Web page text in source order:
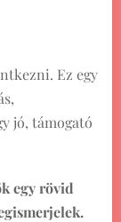
Ez egy
jó, támogató
egy rövid